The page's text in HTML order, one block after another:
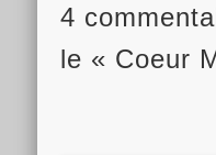
4
le « Coeur